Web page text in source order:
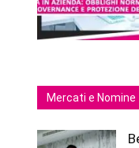
Mercati e Nomine